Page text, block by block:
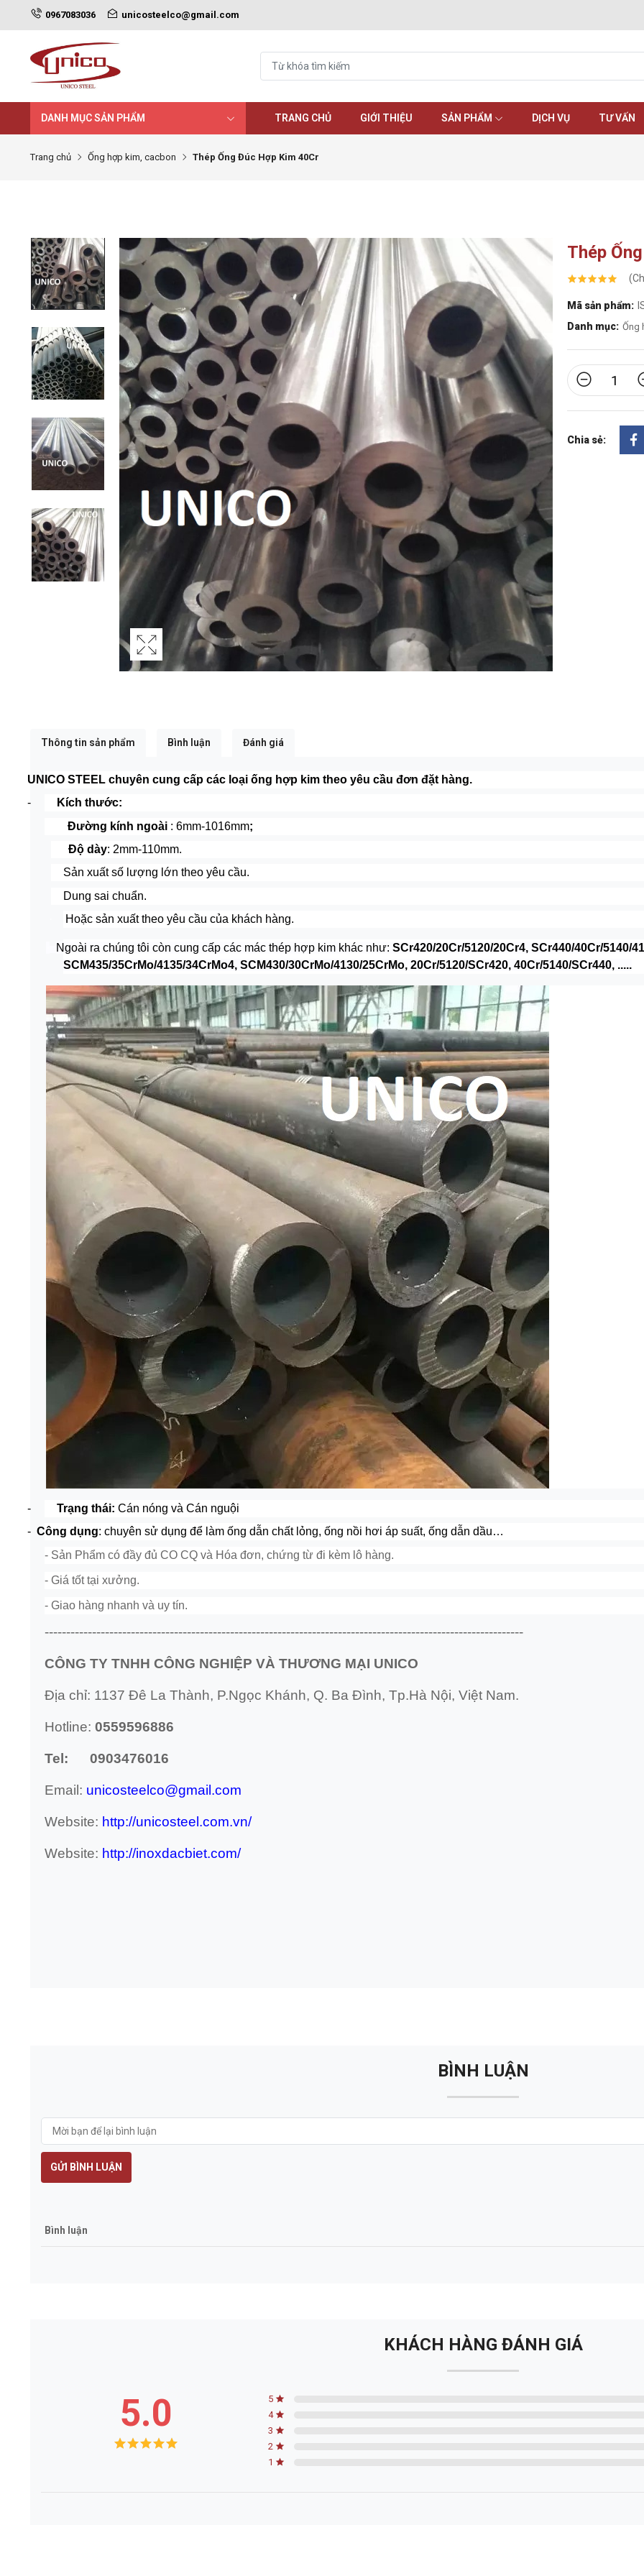
0967083036 unicosteelco@gmail.com
DANH MỤC SẢN PHẨM TRANG CHỦ GIỚI THIỆU SẢN PHẨM DỊCH VỤ TƯ VẤN
Trang chủ Ống hợp kim, cacbon Thép Ống Đúc Hợp Kim 40Cr
Thép
Mã sản phẩm:
Danh mục: Ống
Chia sẻ:
Thông tin sản phẩm Bình luận Đánh giá
UNICO STEEL chuyên cung cấp các loại ống hợp kim theo yêu cầu đơn đặt hàng.
-
Kích thước:
Đường kính ngoài : 6mm-1016mm;
Độ dày: 2mm-110mm.
Sản xuất số lượng lớn theo yêu cầu.
Dung sai chuẩn.
Hoặc sản xuất theo yêu cầu của khách hàng.
Ngoài ra chúng tôi còn cung cấp các mác thép hợp kim khác như: SCr420/20Cr/5120/20Cr4, SCr440/40Cr/5140/
SCM435/35CrMo/4135/34CrMo4, SCM430/30CrMo/4130/25CrMo, 20Cr/5120/SCr420, 40Cr/5140/SCr440, .....
- Trạng thái: Cán nóng và Cán nguội
- Công dụng: chuyên sử dụng để làm ống dẫn chất lỏng, ống nồi hơi áp suất, ống dẫn dầu…
- Sản Phẩm có đầy đủ CO CQ và Hóa đơn, chứng từ đi kèm lô hàng.
- Giá tốt tại xưởng.
- Giao hàng nhanh và uy tín.
---------------------------------------------------------------------------------------------------------------
CÔNG TY TNHH CÔNG NGHIỆP VÀ THƯƠNG MẠI UNICO
Địa chỉ: 1137 Đê La Thành, P.Ngọc Khánh, Q. Ba Đình, Tp.Hà Nội, Việt Nam.
Hotline: 0559596886
Tel: 0903476016
Email: unicosteelco@gmail.com
Website: http://unicosteel.com.vn/
Website: http://inoxdacbiet.com/
BÌNH LUẬN
GỬI BÌNH LUẬN
Bình luận
KHÁCH HÀNG ĐÁNH GIÁ
5.0 5
4
3
2
1